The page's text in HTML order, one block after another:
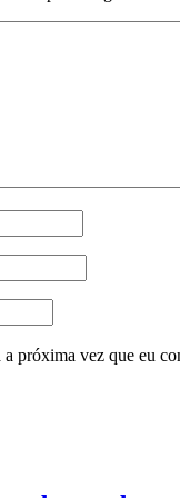
próxima vez que eu